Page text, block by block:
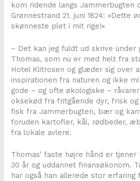
kom ridende langs Jammerbugten
Grønnestrand 21. juni 1824: »Dette
skønneste plet i mit rige!«
– Det kan jeg fuldt ud skrive
Thomas, som nu er med helt fra
Hotel Klitrosen og glæder sig over
inspirationen fra naturen og ikke
gode – og ofte økologiske –
oksekød fra fritgående dyr, frisk
fisk fra Jammerbugten, bær og
foruden kartofler, kål, rødbeder,
fra lokale avlere.
Thomas’ faste højre hånd er
30 år og uddannet finansøkonom.
har også han allerede stor